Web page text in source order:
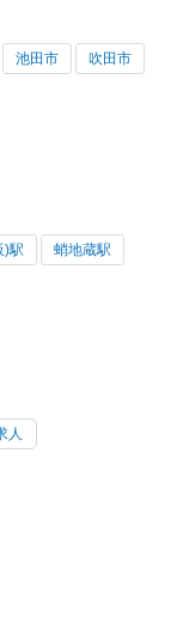
池田市 吹田市
)駅 蛸地蔵駅
人